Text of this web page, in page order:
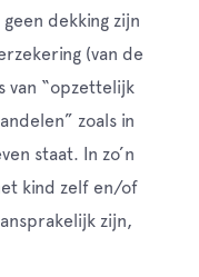
dekking zijn
(van de
van “opzettelijk
zoals in
staat. In zo’n
kind zelf en/of
zijn,